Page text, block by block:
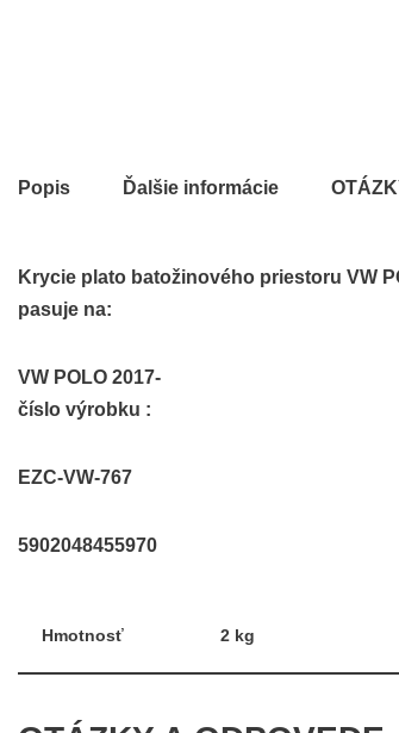
Popis Ďalšie informácie
Krycie plato batožinového priestoru VW
pasuje na:
VW POLO 2017-
číslo výrobku :
EZC-VW-767
5902048455970
Hmotnosť 2 kg